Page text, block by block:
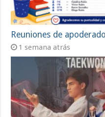
Reuniones de
1 semana atrás